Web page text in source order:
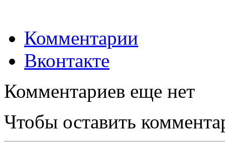
Комментарии
Вконтакте
Комментариев еще нет
Чтобы оставить